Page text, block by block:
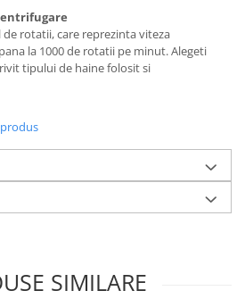
rotatii, care reprezinta viteza
la 1000 de rotatii pe minut. Alegeti
tipului de haine folosit si
SIMILARE